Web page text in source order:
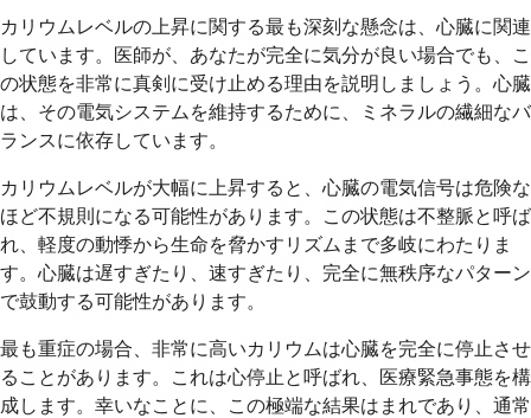
カリウムレベルの上昇に関する最も深刻な懸念は、心臓に関連
しています。医師が、あなたが完全に気分が良い場合でも、こ
の状態を非常に真剣に受け止める理由を説明しましょう。心臓
は、その電気システムを維持するために、ミネラルの繊細なバ
ランスに依存しています。
カリウムレベルが大幅に上昇すると、心臓の電気信号は危険な
ほど不規則になる可能性があります。この状態は不整脈と呼ば
れ、軽度の動悸から生命を脅かすリズムまで多岐にわたりま
す。心臓は遅すぎたり、速すぎたり、完全に無秩序なパターン
で鼓動する可能性があります。
最も重症の場合、非常に高いカリウムは心臓を完全に停止させ
ることがあります。これは心停止と呼ばれ、医療緊急事態を構
成します。幸いなことに、この極端な結果はまれであり、通常